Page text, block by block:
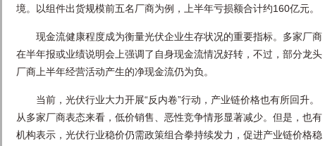
境。以组件出货规模前五名厂商为例，上半年亏损额合计约160亿元。
现金流健康程度成为衡量光伏企业生存状况的重要指标。多家厂商
在半年报或业绩说明会上强调了自身现金流情况好转，不过，部分龙头
厂商上半年经营活动产生的净现金流仍为负。
当前，光伏行业大力开展“反内卷”行动，产业链价格也有所回升。
从多家厂商表态来看，低价销售、恶性竞争情形显著减少。但是，也有
机构表示，光伏行业稳价仍需政策组合拳持续发力，促进产业链价格稳